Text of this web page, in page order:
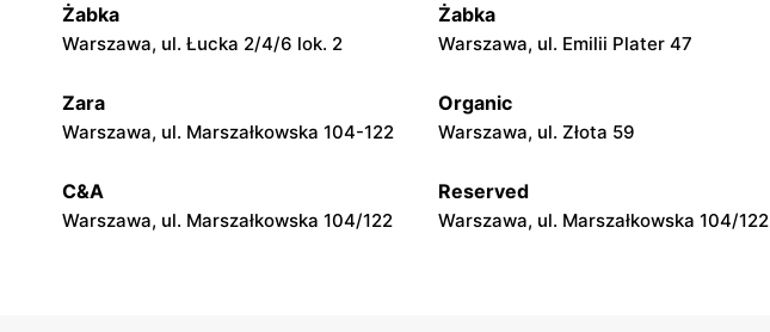
Livio Livio
Małopole, ul. Wincentego Witosa 3 Góra Kalwaria, ul. Wincentów 9A
Żabka
Warszawa, ul. Łucka 2/4/6 lok. 2
Żabka
Warszawa, ul. Emilii Plater 47
Zara
Warszawa, ul. Marszałkowska 104-122
Organic
Warszawa, ul. Złota 59
C&A
Warszawa, ul. Marszałkowska 104/122
Reserved
Warszawa, ul. Marszałkowska 104/122